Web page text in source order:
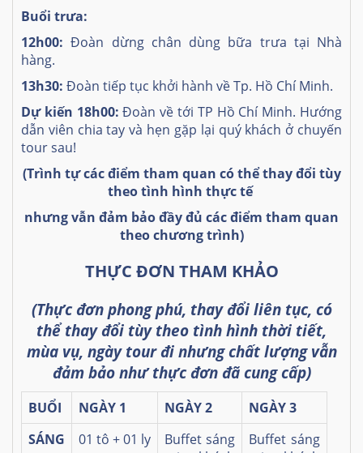
Buổi trưa:
12h00:Đoàn dừng chân dùng bữa trưa tại Nhà
hàng.
13h30: Đoàn tiếp tục khởi hành về Tp. Hồ Chí Minh.
Dự kiến 18h00: Đoàn về tới TP Hồ Chí Minh. Hướng
dẫn viên chia tay và hẹn gặp lại quý khách ở chuyến
tour sau!
(Trình tự các điểm tham quan có thể thay đổi tùy
theo tình hình thực tế
nhưng vẫn đảm bảo đầy đủ các điểm tham quan
theo chương trình)
THỰC ĐƠN THAM KHẢO
(Thực đơn phong phú, thay đổi liên tục, có
thể thay đổi tùy theo tình hình thời tiết,
mùa vụ, ngày tour đi nhưng chất lượng vẫn
đảm bảo như thực đơn đã cung cấp)
BUỔI NGÀY 1 NGÀY 2
NGÀY 3
SÁNG
01 tô + 01 ly
Buffet sáng
Buffet sáng